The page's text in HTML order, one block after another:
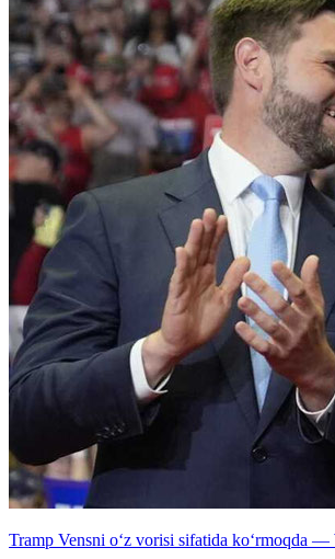
Tramp Vensni o‘z vorisi sifatida ko‘rmoqda —